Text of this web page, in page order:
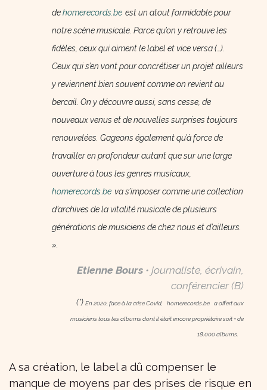
dehomerecords.be est un atout formidable pour
notre scène musicale. Parce qu’on y retrouve les
fidèles, ceux qui aiment le label et vice versa (…).
Ceux qui s’en vont pour concrétiser un projet ailleurs
y reviennent bien souvent comme on revient au
bercail. On y découvre aussi, sans cesse, de
nouveaux venus et de nouvelles surprises toujours
renouvelées. Gageons également qu’à force de
travailler en profondeur autant que sur une large
ouverture à tous les genres musicaux,
homerecords.be va s’imposer comme une collection
d’archives de la vitalité musicale de plusieurs
générations de musiciens de chez nous et d’ailleurs.
».
Etienne Bours • journaliste, écrivain,
conférencier (B)
(*) En 2020, face à la crise Covid, homerecords.be a offert aux
musiciens tous les albums dont il était encore propriétaire soit + de
18.000 albums.
A sa création, le label a dû compenser le
manque de moyens par des prises de risque en